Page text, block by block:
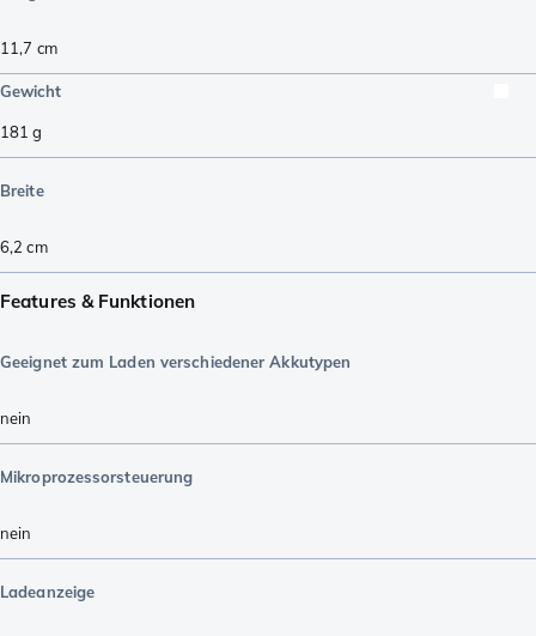
11,7 cm
Gewicht
181 g
Breite
6,2 cm
Features & Funktionen
Geeignet zum Laden verschiedener Akkutypen
nein
Mikroprozessorsteuerung
nein
Ladeanzeige